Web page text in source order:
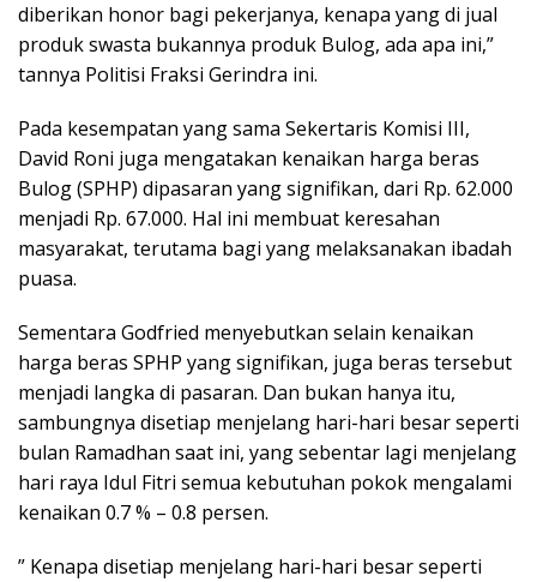
diberikan honor bagi pekerjanya, kenapa yang di jual
produk swasta bukannya produk Bulog, ada apa ini,”
tannya Politisi Fraksi Gerindra ini.
Pada kesempatan yang sama Sekertaris Komisi III,
David Roni juga mengatakan kenaikan harga beras
Bulog (SPHP) dipasaran yang signifikan, dari Rp. 62.000
menjadi Rp. 67.000. Hal ini membuat keresahan
masyarakat, terutama bagi yang melaksanakan ibadah
puasa.
Sementara Godfried menyebutkan selain kenaikan
harga beras SPHP yang signifikan, juga beras tersebut
menjadi langka di pasaran. Dan bukan hanya itu,
sambungnya disetiap menjelang hari-hari besar seperti
bulan Ramadhan saat ini, yang sebentar lagi menjelang
hari raya Idul Fitri semua kebutuhan pokok mengalami
kenaikan 0.7 % – 0.8 persen.
” Kenapa disetiap menjelang hari-hari besar seperti